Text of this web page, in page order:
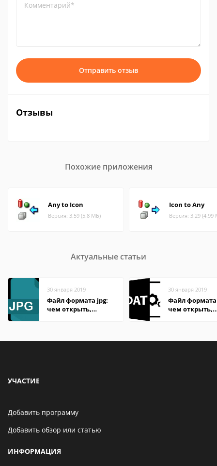
Комментарий*
Отправить отзыв
Отзывы
Похожие приложения
Any to Icon
Версия: 3.59 (5.8 МБ)
Icon to Any
Версия: 3.29 (4.99
Актуальные статьи
30 января 2019
Файл формата jpg:
чем открыть,
30 января 2019
Файл формата
чем открыть,
УЧАСТИЕ
Добавить программу
Добавить обзор или статью
ИНФОРМАЦИЯ